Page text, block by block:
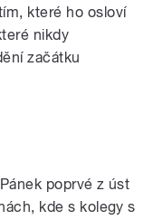
které ho osloví
nikdy
začátku
poprvé z úst
kde s kolegy s